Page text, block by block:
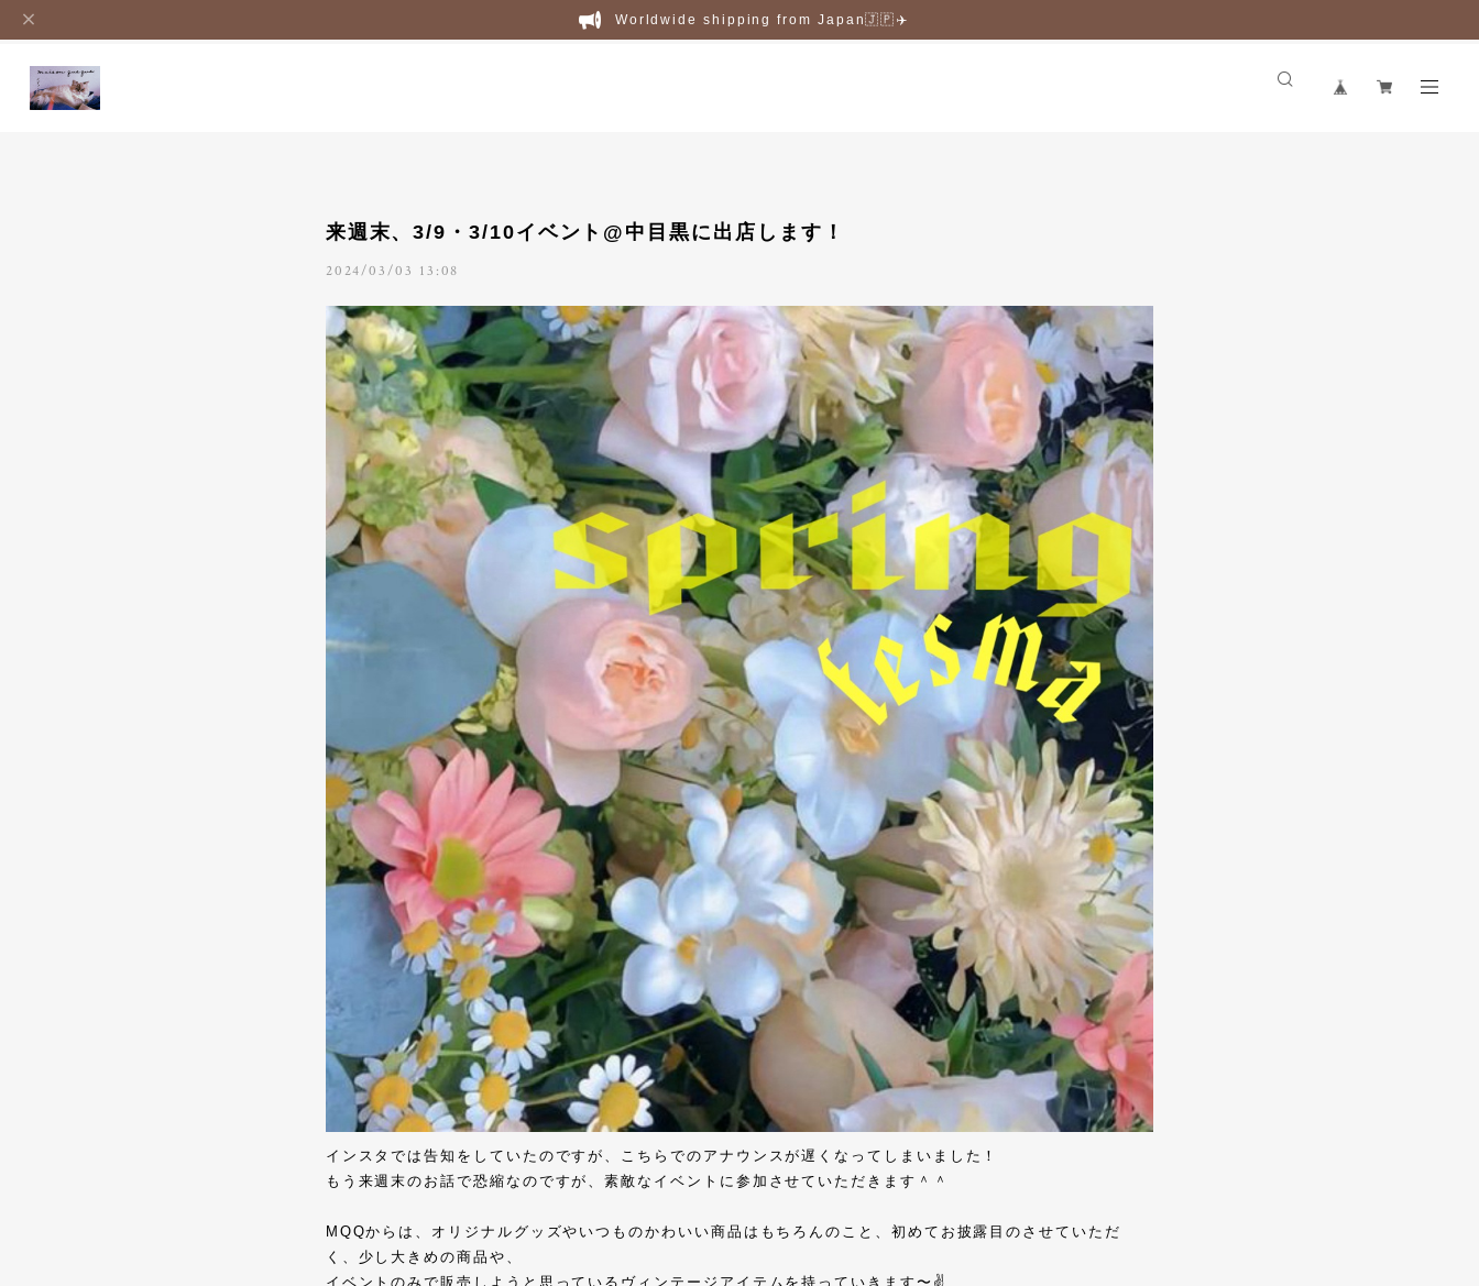
Worldwide shipping from Japan🇯🇵✈️
来週末、3/9・3/10イベント@中目黒に出店します！
2024/03/03 13:08
インスタでは告知をしていたのですが、こちらでのアナウンスが遅くなってしまいました！
もう来週末のお話で恐縮なのですが、素敵なイベントに参加させていただきます＾＾
MQQからは、オリジナルグッズやいつものかわいい商品はもちろんのこと、初めてお披露目のさせていただ
く、少し大きめの商品や、
イベントのみで販売しようと思っているヴィンテージアイテムを持っていきます〜✌️